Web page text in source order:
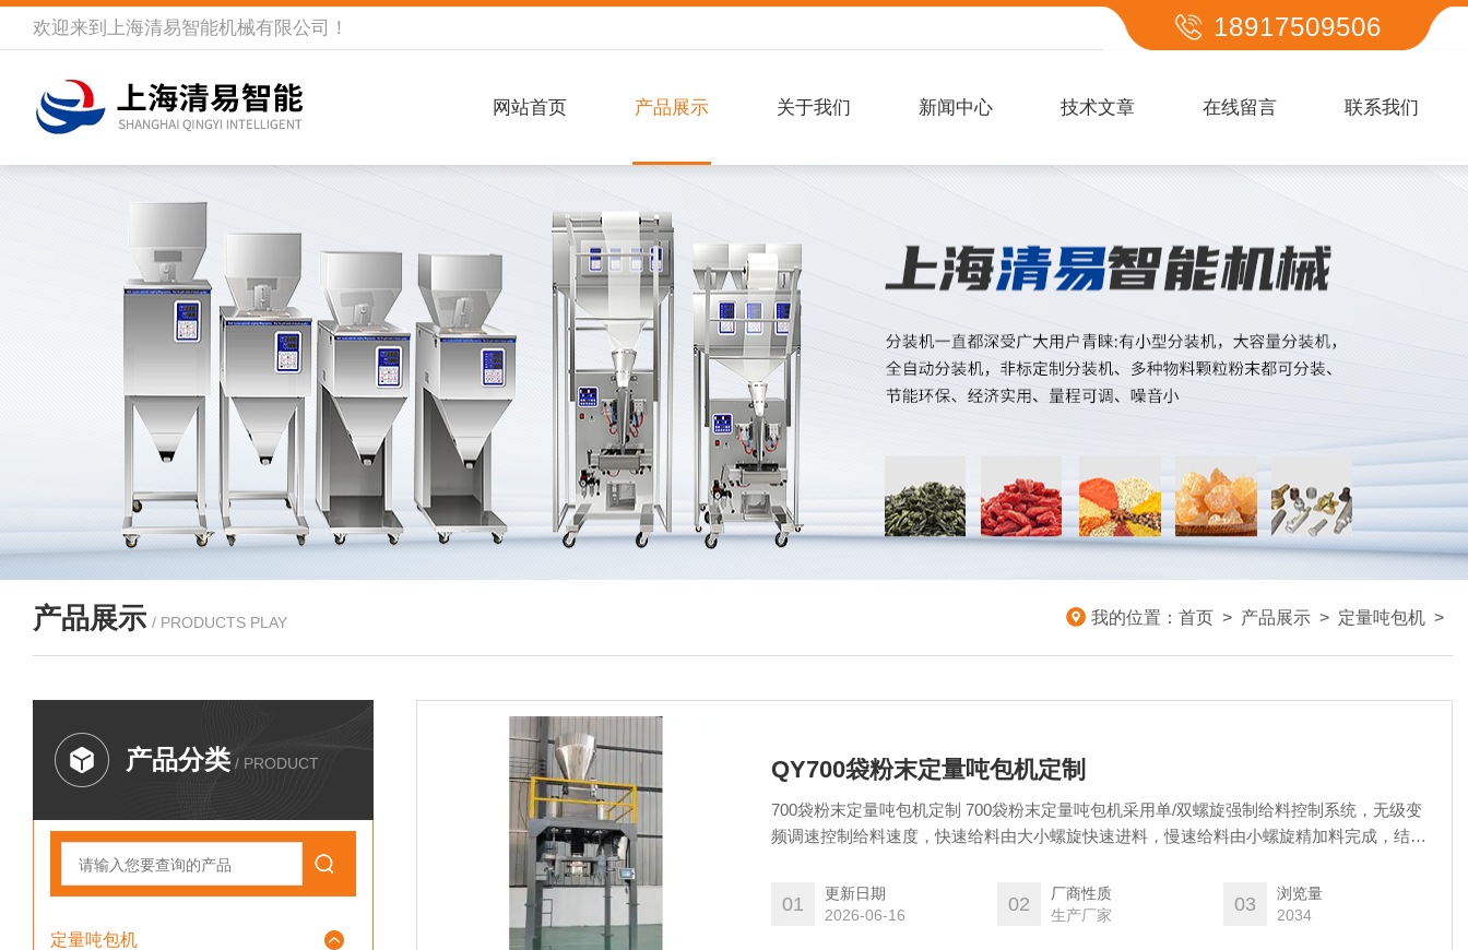
欢迎来到 上海清易智能机械有限公司 ！ 18917509506
网站首页 产品展示 关于我们 新闻中心 技术文章 在线留言 联系我们
产品展示 / PRODUCTS PLAY 我的位置： 首页 > 产品展示 > 定量吨包机 >
产品分类 / PRODUCT
定量吨包机
QY700袋粉末定量吨包机定制
700袋粉末定量吨包机定制 700袋粉末定量吨包机采用单/双螺旋强制给料控制系统，无级变
频调速控制给料速度，快速给料由大小螺旋快速进料，慢速给料由小螺旋精加料完成，结合
01
更新日期
2026-06-16
02
厂商性质
生产厂家
03
浏览量
2034